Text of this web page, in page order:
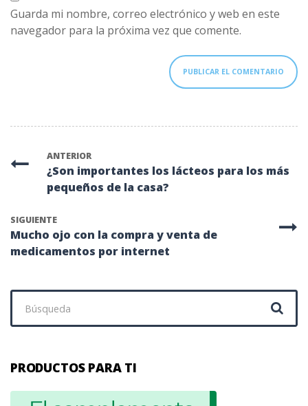
Guarda mi nombre, correo electrónico y web en este
navegador para la próxima vez que comente.
ANTERIOR
¿Son importantes los lácteos para los más
pequeños de la casa?
SIGUIENTE
Mucho ojo con la compra y venta de
medicamentos por internet
PRODUCTOS PARA TI